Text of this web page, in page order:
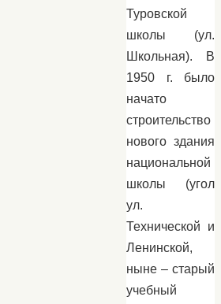
Туровской
школы (ул.
Школьная). В
1950 г. было
начато
строительство
нового здания
национальной
школы (угол
ул.
Технической и
Ленинской,
ныне – старый
учебный